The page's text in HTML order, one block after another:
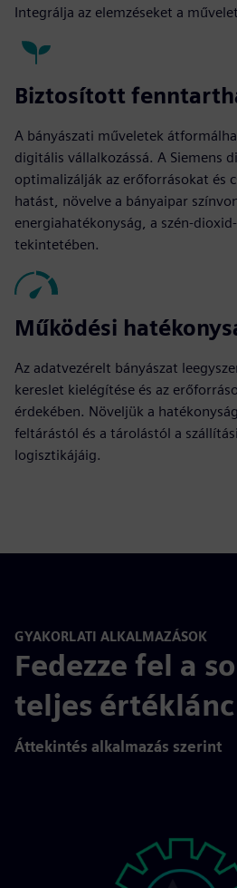
Integrálja az elemzéseket a
Biztosított
A bányászati műveletek
digitális vállalkozássá. A Siemens
optimalizálják az erőforrásokat és
hatást, növelve a bányaipar
energiahatékonyság, a szén-
tekintetében.
Működési
Az adatvezérelt bányászat
kereslet kielégítése és az
érdekében. Növeljük a
feltárástól és a tárolástól a
logisztikájáig.
GYAKORLATI ALKALMAZÁSOK
Fedezze fel a
teljes értéklánc
Áttekintés alkalmazás szerint